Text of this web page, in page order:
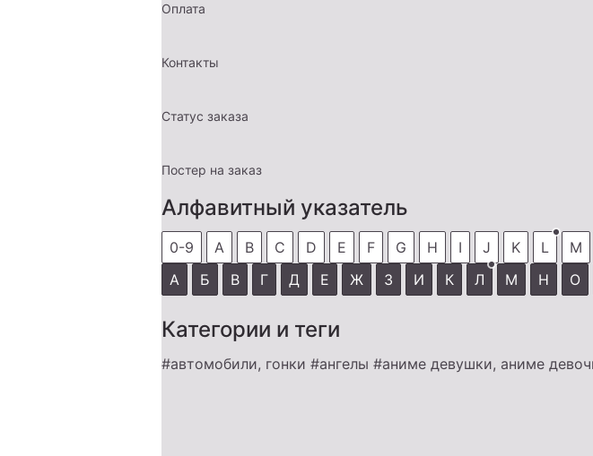
Оплата
Контакты
Статус заказа
Постер на заказ
Алфавитный указатель
0-9 A B C D E F G H I J K L M
А
Б В Г Д Е Ж З И К Л М Н О
Категории и теги
#автомобили, гонки #ангелы #аниме девушки, аниме